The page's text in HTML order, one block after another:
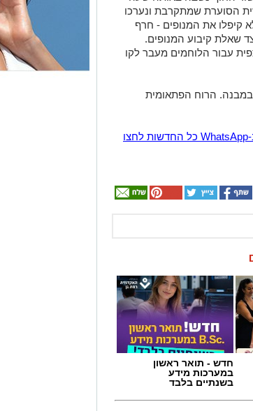
על התחזית הסוערת שמתקרבת ונערכו
קיפלו את המנופים - חרף
שאלת קיבוע המנופים.
עבור הלוחמים מעבר לקו
במבנה. הרוח הפתאומית
הצטרפו לקבוצת החדשות השקטה של רמת גן נט ב-WhatsApp כל החדשות לחצו
חדש - תואר ראשון
במערכות מידע
בשנתיים בלבד